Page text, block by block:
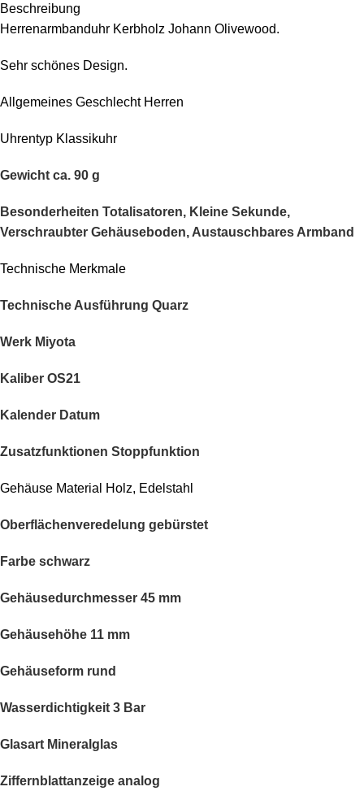
Beschreibung
Herrenarmbanduhr Kerbholz Johann Olivewood.
Sehr schönes Design.
Allgemeines Geschlecht Herren
Uhrentyp Klassikuhr
Gewicht ca. 90 g
Besonderheiten Totalisatoren, Kleine Sekunde,
Verschraubter Gehäuseboden, Austauschbares Armband
Technische Merkmale
Technische Ausführung Quarz
Werk Miyota
Kaliber OS21
Kalender Datum
Zusatzfunktionen Stoppfunktion
Gehäuse Material Holz, Edelstahl
Oberflächenveredelung gebürstet
Farbe schwarz
Gehäusedurchmesser 45 mm
Gehäusehöhe 11 mm
Gehäuseform rund
Wasserdichtigkeit 3 Bar
Glasart Mineralglas
Ziffernblattanzeige analog